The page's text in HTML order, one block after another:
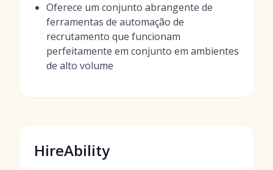
Oferece um conjunto abrangente de
ferramentas de automação de
recrutamento que funcionam
perfeitamente em conjunto em ambientes
de alto volume
HireAbility